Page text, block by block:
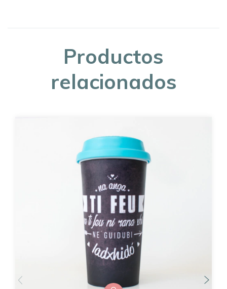
Productos
relacionados